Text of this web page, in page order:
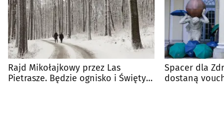
Rajd Mikołajkowy przez Las
Pietrasze. Będzie ognisko i Święty
Spacer dla
dostaną